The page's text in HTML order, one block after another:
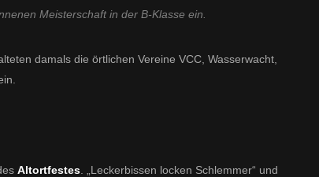
Meisterschaft in der B-Klasse ein.
damals die örtlichen Vereine VCC, Wasserwacht,
Altortfestes . „Leckerbissen locken Schlemmer“ und